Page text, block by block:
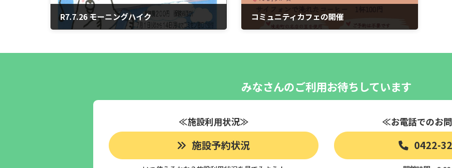
R7.7.26 モーニングハイク コミュニティカフェの開催
みなさんのご利用お待ちしています
≪施設利用状況≫
施設予約状況
≪お電話でのお
0422-